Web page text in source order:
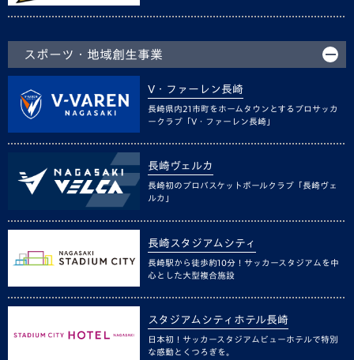
スポーツ・地域創生事業
V・ファーレン長崎
長崎県内21市町をホームタウンとするプロサッカ
ークラブ「V・ファーレン長崎」
長崎ヴェルカ
長崎初のプロバスケットボールクラブ「長崎ヴェ
ルカ」
長崎スタジアムシティ
長崎駅から徒歩約10分！サッカースタジアムを中
心とした大型複合施設
スタジアムシティホテル長崎
日本初！サッカースタジアムビューホテルで特別
な感動とくつろぎを。